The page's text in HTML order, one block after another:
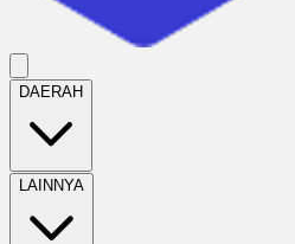
DAERAH
LAINNYA